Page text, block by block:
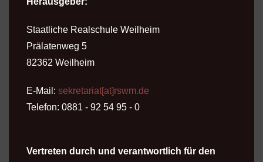
Staatliche Realschule Weilheim
Prälatenweg 5
82362 Weilheim
E-Mail: sekretariat[at]rswm.de
Telefon: 0881 - 92 54 95 - 0
Vertreten durch und verantwortlich für den